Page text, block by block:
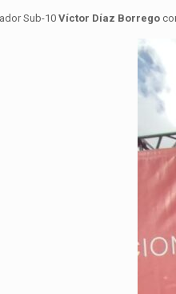
Sub-10Víctor Díaz Borrego